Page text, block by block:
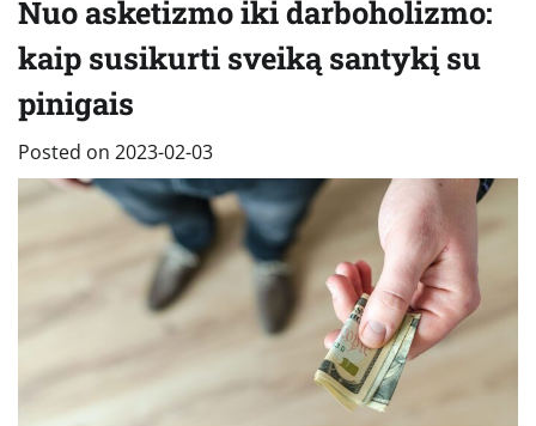
Nuo asketizmo iki darboholizmo:
kaip susikurti sveiką santykį su
pinigais
Posted on 2023-02-03